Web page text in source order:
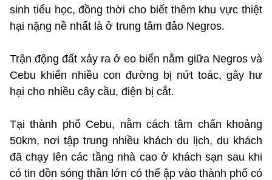
sinh tiểu học, đồng thời cho biết thêm khu vực thiệt
hại nặng nề nhất là ở trung tâm đảo Negros.
Trận động đất xảy ra ở eo biển nằm giữa Negros và
Cebu khiến nhiều con đường bị nứt toác, gây hư
hại cho nhiều cây cầu, điện bị cắt.
Tại thành phố Cebu, nằm cách tâm chấn khoảng
50km, nơi tập trung nhiều khách du lịch, du khách
đã chạy lên các tầng nhà cao ở khách sạn sau khi
có tin đồn sóng thần lớn có thể ập vào thành phố có